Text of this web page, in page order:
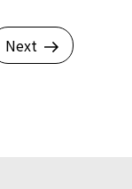
Next